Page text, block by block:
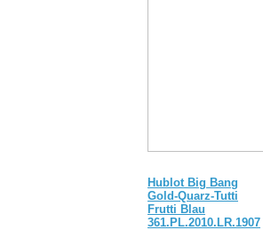
Hublot Big Bang
Gold-Quarz-Tutti
Frutti Blau
361.PL.2010.LR.1907